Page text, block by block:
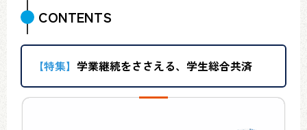
CONTENTS
【特集】 学業継続をささえる、学生総合共済